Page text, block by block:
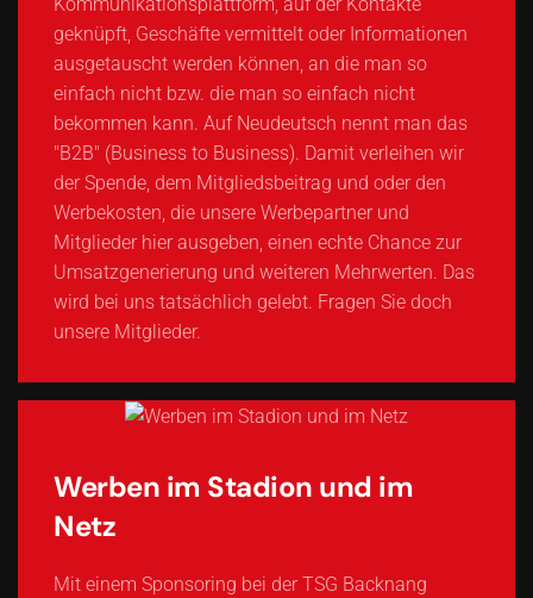
geknüpft, Geschäfte vermittelt oder Informationen
ausgetauscht werden können, an die man so
einfach nicht bzw. die man so einfach nicht
bekommen kann. Auf Neudeutsch nennt man das
"B2B" (Business to Business). Damit verleihen wir
der Spende, dem Mitgliedsbeitrag und oder den
Werbekosten, die unsere Werbepartner und
Mitglieder hier ausgeben, einen echte Chance zur
Umsatzgenerierung und weiteren Mehrwerten. Das
wird bei uns tatsächlich gelebt. Fragen Sie doch
unsere Mitglieder.
Werben im Stadion und im
Netz
Mit einem Sponsoring bei der TSG Backnang